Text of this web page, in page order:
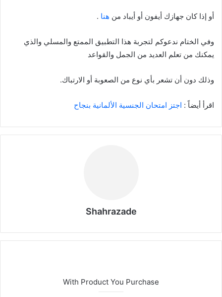
أو إذا كان جهازك أيفون أو أيباد من هنا .
وفي الختام ندعوكم لتجربة هذا التطبيق الممتع والمسلي والذي
يمكنك من تعلم العديد من الجمل والقواعد
وذلك دون أن تشعر بأي نوع من الصعوبة أو الارتباك.
اقرأ أيضاً : اجتز امتحان الجنسية الألمانية بنجاح
Shahrazade
With Product You Purchase